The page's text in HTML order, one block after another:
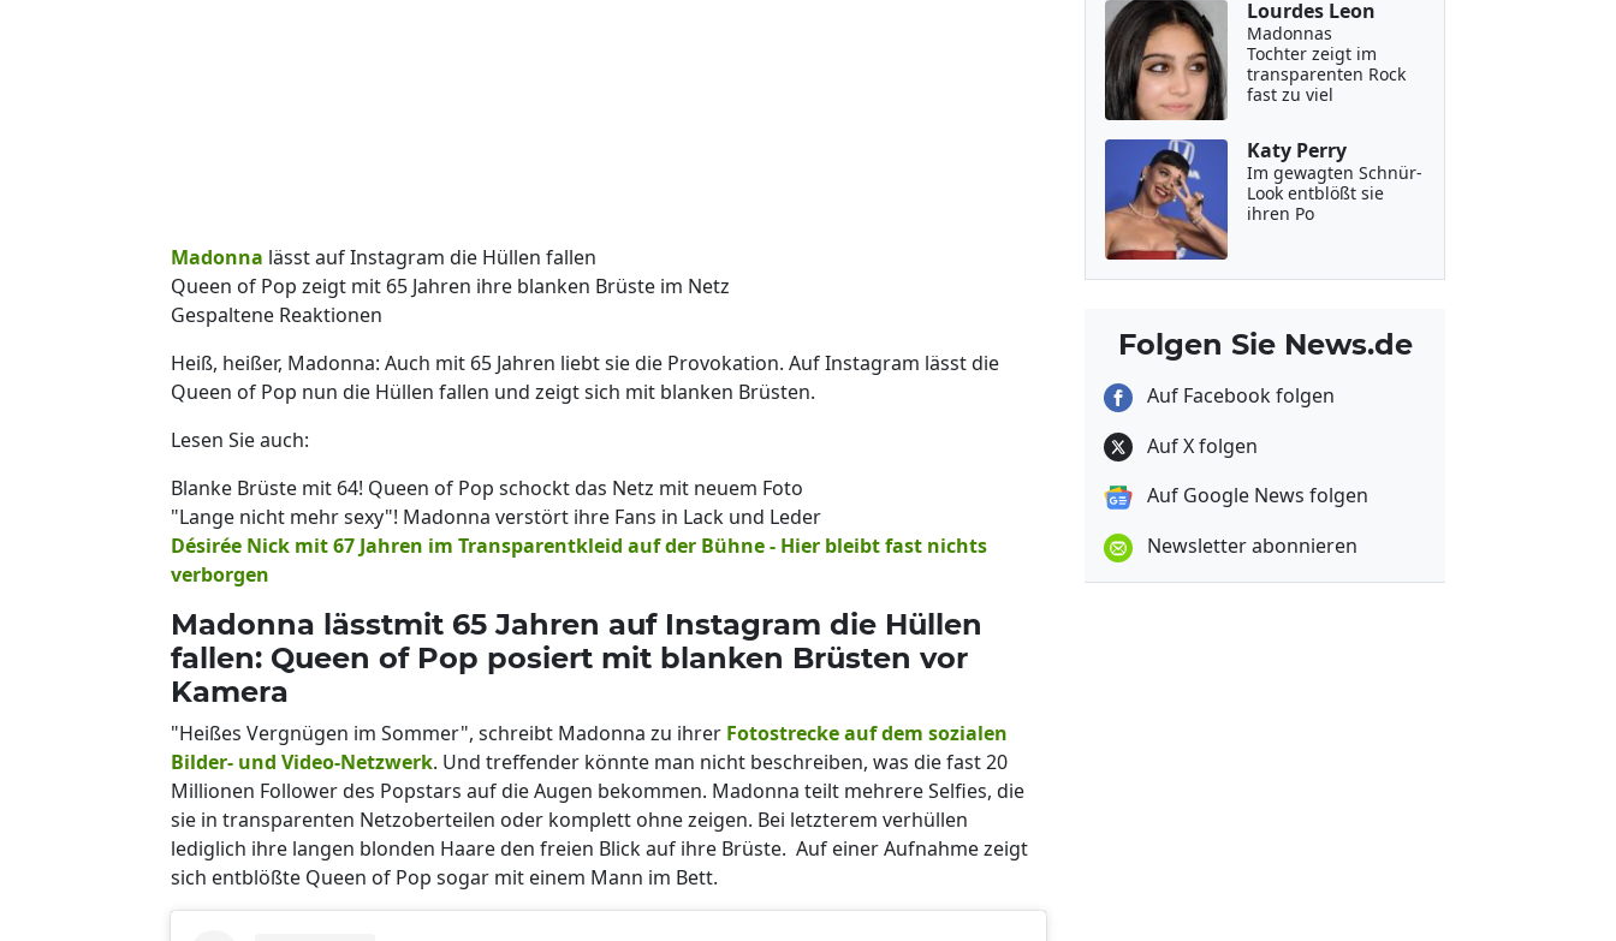
Madonna lässt auf Instagram die Hüllen fallen
Queen of Pop zeigt mit 65 Jahren ihre blanken Brüste im Netz
Gespaltene Reaktionen
Heiß, heißer, Madonna: Auch mit 65 Jahren liebt sie die Provokation. Auf Instagram lässt die
Queen of Pop nun die Hüllen fallen und zeigt sich mit blanken Brüsten.
Lesen Sie auch:
Blanke Brüste mit 64! Queen of Pop schockt das Netz mit neuem Foto
"Lange nicht mehr sexy"! Madonna verstört ihre Fans in Lack und Leder
Désirée Nick mit 67 Jahren im Transparentkleid auf der Bühne - Hier bleibt fast nichts
verborgen
Madonna lässtmit 65 Jahren auf Instagram die Hüllen
fallen: Queen of Pop posiert mit blanken Brüsten vor
Kamera
"Heißes Vergnügen im Sommer", schreibt Madonna zu ihrer Fotostrecke auf dem sozialen
Bilder- und Video-Netzwerk. Und treffender könnte man nicht beschreiben, was die fast 20
Millionen Follower des Popstars auf die Augen bekommen. Madonna teilt mehrere Selfies, die
sie in transparenten Netzoberteilen oder komplett ohne zeigen. Bei letzterem verhüllen
lediglich ihre langen blonden Haare den freien Blick auf ihre Brüste. Auf einer Aufnahme zeigt
sich entblößte Queen of Pop sogar mit einem Mann im Bett.
Lourdes Leon
Madonnas
Tochter zeigt im
transparenten Rock
fast zu viel
Katy Perry
Im gewagten Schnür-
Look entblößt sie
ihren Po
Folgen Sie News.de
Auf Facebook folgen
Auf X folgen
Auf Google News folgen
Newsletter abonnieren